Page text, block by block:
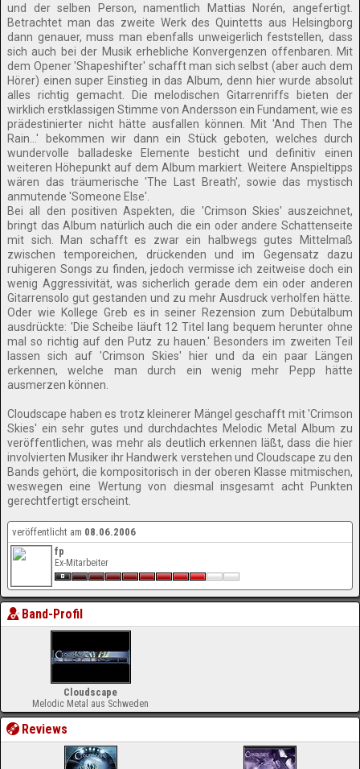
und der selben Person, namentlich Mattias Norén, angefertigt.
Betrachtet man das zweite Werk des Quintetts aus Helsingborg
dann genauer, muss man ebenfalls unweigerlich feststellen, dass
sich auch bei der Musik erhebliche Konvergenzen offenbaren. Mit
dem Opener 'Shapeshifter' schafft man sich selbst (aber auch dem
Hörer) einen super Einstieg in das Album, denn hier wurde absolut
alles richtig gemacht. Die melodischen Gitarrenriffs bieten der
wirklich erstklassigen Stimme von Andersson ein Fundament, wie es
prädestinierter nicht hätte ausfallen können. Mit 'And Then The
Rain...' bekommen wir dann ein Stück geboten, welches durch
wundervolle balladeske Elemente besticht und definitiv einen
weiteren Höhepunkt auf dem Album markiert. Weitere Anspieltipps
wären das träumerische 'The Last Breath', sowie das mystisch
anmutende 'Someone Else'.
Bei all den positiven Aspekten, die 'Crimson Skies' auszeichnet,
bringt das Album natürlich auch die ein oder andere Schattenseite
mit sich. Man schafft es zwar ein halbwegs gutes Mittelmaß
zwischen temporeichen, drückenden und im Gegensatz dazu
ruhigeren Songs zu finden, jedoch vermisse ich zeitweise doch ein
wenig Aggressivität, was sicherlich gerade dem ein oder anderen
Gitarrensolo gut gestanden und zu mehr Ausdruck verholfen hätte.
Oder wie Kollege Greb es in seiner Rezension zum Debütalbum
ausdrückte: 'Die Scheibe läuft 12 Titel lang bequem herunter ohne
mal so richtig auf den Putz zu hauen.' Besonders im zweiten Teil
lassen sich auf 'Crimson Skies' hier und da ein paar Längen
erkennen, welche man durch ein wenig mehr Pepp hätte
ausmerzen können.
Cloudscape haben es trotz kleinerer Mängel geschafft mit 'Crimson
Skies' ein sehr gutes und durchdachtes Melodic Metal Album zu
veröffentlichen, was mehr als deutlich erkennen läßt, dass die hier
involvierten Musiker ihr Handwerk verstehen und Cloudscape zu den
Bands gehört, die kompositorisch in der oberen Klasse mitmischen,
weswegen eine Wertung von diesmal insgesamt acht Punkten
gerechtfertigt erscheint.
veröffentlicht am 08.06.2006
fp
Ex-Mitarbeiter
Band-Profil
Cloudscape
Melodic Metal aus Schweden
Reviews